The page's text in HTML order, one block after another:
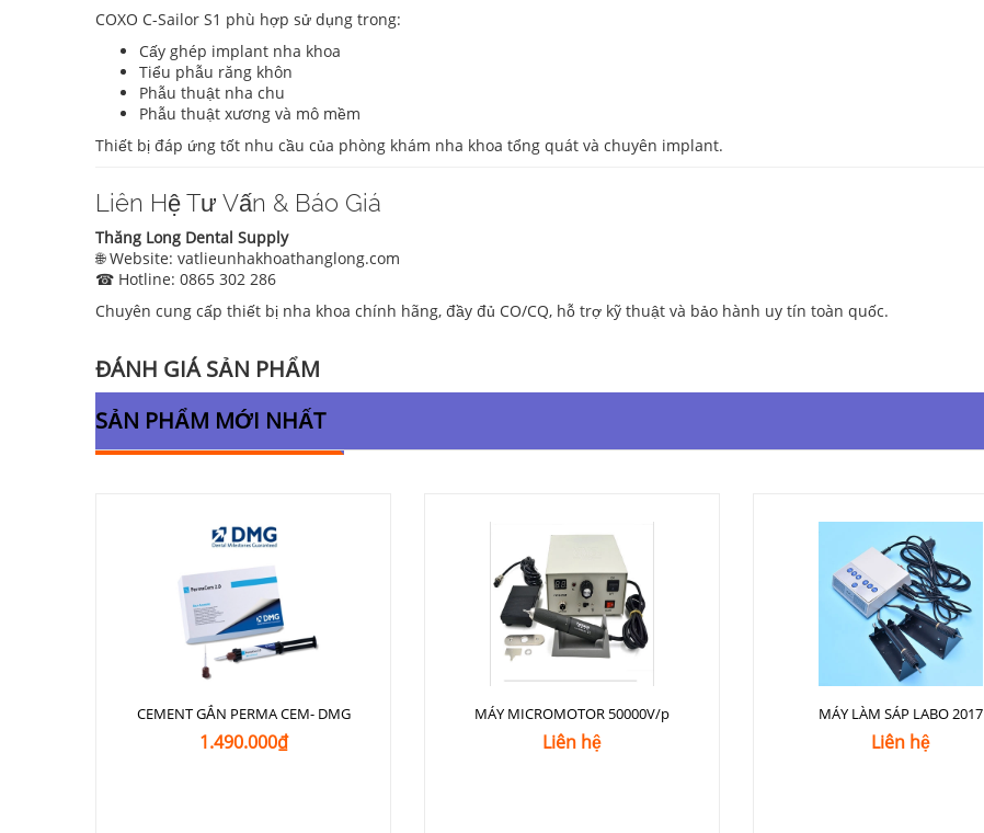
COXO C-Sailor S1 phù hợp sử dụng trong:
Cấy ghép implant nha khoa
Tiểu phẫu răng khôn
Phẫu thuật nha chu
Phẫu thuật xương và mô mềm
Thiết bị đáp ứng tốt nhu cầu của phòng khám nha khoa tổng quát và chuyên implant.
Liên Hệ Tư Vấn & Báo Giá
Thăng Long Dental Supply
🌐 Website: vatlieunhakhoathanglong.com
☎ Hotline: 0865 302 286
Chuyên cung cấp thiết bị nha khoa chính hãng, đầy đủ CO/CQ, hỗ trợ kỹ thuật và bảo hành uy tín toàn quốc.
ĐÁNH GIÁ SẢN PHẨM
SẢN PHẨM MỚI NHẤT
CEMENT GẮN PERMA CEM- DMG
1.490.000₫
MÁY MICROMOTOR 50000V/p
Liên hệ
MÁY LÀM SÁP LABO 2017
Liên hệ